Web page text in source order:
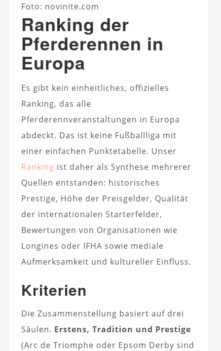
Foto: novinite.com
Ranking der
Pferderennen in
Europa
Es gibt kein einheitliches, offizielles
Ranking, das alle
Pferderennveranstaltungen in Europa
abdeckt. Das ist keine Fußballliga mit
einer einfachen Punktetabelle. Unser
Ranking ist daher als Synthese mehrerer
Quellen entstanden: historisches
Prestige, Höhe der Preisgelder, Qualität
der internationalen Starterfelder,
Bewertungen von Organisationen wie
Longines oder IFHA sowie mediale
Aufmerksamkeit und kultureller Einfluss.
Kriterien
Die Zusammenstellung basiert auf drei
Säulen. Erstens, Tradition und Prestige
(Arc de Triomphe oder Epsom Derby sind